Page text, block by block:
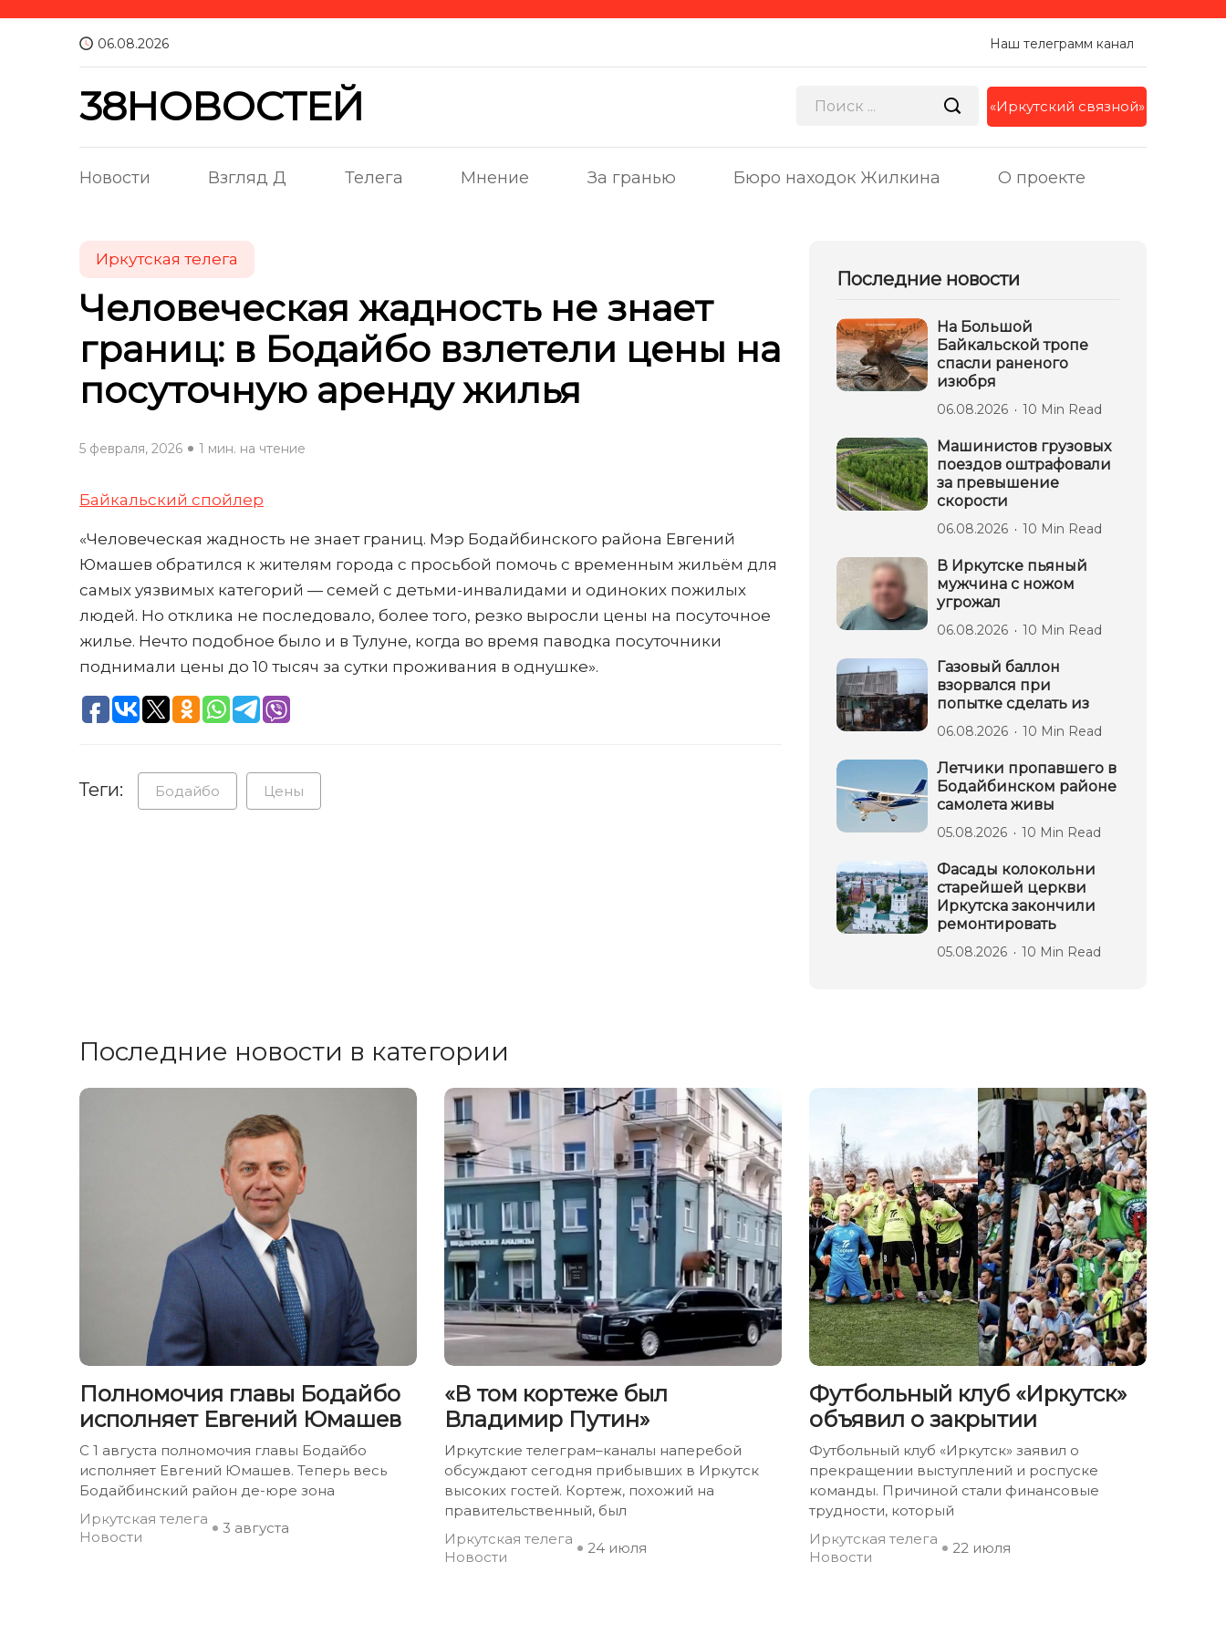
06.08.2026 Наш телеграмм канал
38НОВОСТЕЙ «Иркутский связной»
Новости Взгляд Д Телега Мнение За гранью Бюро находок Жилкина О проекте
Иркутская телега
Человеческая жадность не знает
границ: в Бодайбо взлетели цены на
посуточную аренду жилья
5 февраля, 2026 1 мин. на чтение
Байкальский спойлер
«Человеческая жадность не знает границ. Мэр Бодайбинского района Евгений
Юмашев обратился к жителям города с просьбой помочь с временным жильём для
самых уязвимых категорий — семей с детьми-инвалидами и одиноких пожилых
людей. Но отклика не последовало, более того, резко выросли цены на посуточное
жилье. Нечто подобное было и в Тулуне, когда во время паводка посуточники
поднимали цены до 10 тысяч за сутки проживания в однушке».
Теги: Бодайбо Цены
Последние новости
На Большой
Байкальской тропе
спасли раненого
изюбря
06.08.2026 10 Min Read
Машинистов грузовых
поездов оштрафовали
за превышение
скорости
06.08.2026 10 Min Read
В Иркутске пьяный
мужчина с ножом
угрожал
06.08.2026 10 Min Read
Газовый баллон
взорвался при
попытке сделать из
06.08.2026 10 Min Read
Летчики пропавшего в
Бодайбинском районе
самолета живы
05.08.2026 10 Min Read
Фасады колокольни
старейшей церкви
Иркутска закончили
ремонтировать
05.08.2026 10 Min Read
Последние новости в категории
Полномочия главы Бодайбо
исполняет Евгений Юмашев
С 1 августа полномочия главы Бодайбо
исполняет Евгений Юмашев. Теперь весь
Бодайбинский район де-юре зона
Иркутская телега
Новости
3 августа
«В том кортеже был
Владимир Путин»
Иркутские телеграм–каналы наперебой
обсуждают сегодня прибывших в Иркутск
высоких гостей. Кортеж, похожий на
правительственный, был
Иркутская телега
Новости
24 июля
Футбольный клуб «Иркутск»
объявил о закрытии
Футбольный клуб «Иркутск» заявил о
прекращении выступлений и роспуске
команды. Причиной стали финансовые
трудности, который
Иркутская телега
Новости
22 июля